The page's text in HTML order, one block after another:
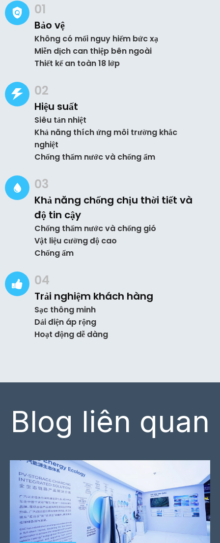
01
Bảo vệ
Không có mối nguy hiểm bức xạ
Miễn dịch can thiệp bên ngoài
Thiết kế an toàn 18 lớp
02
Hiệu suất
Siêu tản nhiệt
Khả năng thích ứng môi trường khắc
nghiệt
Chống thấm nước và chống ẩm
03
Khả năng chống chịu thời tiết và
độ tin cậy
Chống thấm nước và chống gió
Vật liệu cường độ cao
Chống ẩm
04
Trải nghiệm khách hàng
Sạc thông minh
Dải điện áp rộng
Hoạt động dễ dàng
Blog liên quan